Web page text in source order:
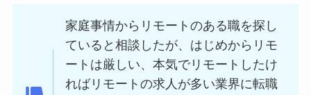
家庭事情からリモートのある職を探し
ていると相談したが、はじめからリモ
ートは厳しい、本気でリモートしたけ
ればリモートの求人が多い業界に転職